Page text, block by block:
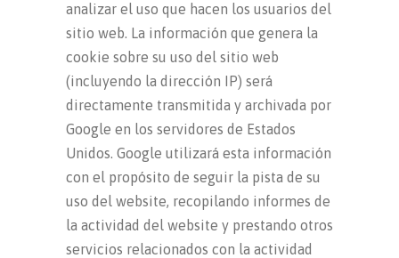
analizar el uso que hacen los usuarios del
sitio web. La información que genera la
cookie sobre su uso del sitio web
(incluyendo la dirección IP) será
directamente transmitida y archivada por
Google en los servidores de Estados
Unidos. Google utilizará esta información
con el propósito de seguir la pista de su
uso del website, recopilando informes de
la actividad del website y prestando otros
servicios relacionados con la actividad